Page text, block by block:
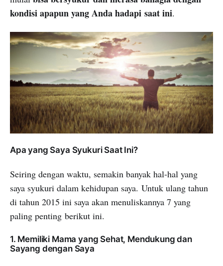
kondisi apapun yang Anda hadapi saat ini.
Apa yang Saya Syukuri Saat Ini?
Seiring dengan waktu, semakin banyak hal-hal yang
saya syukuri dalam kehidupan saya. Untuk ulang tahun
di tahun 2015 ini saya akan menuliskannya 7 yang
paling penting berikut ini.
1. Memiliki Mama yang Sehat, Mendukung dan
Sayang dengan Saya